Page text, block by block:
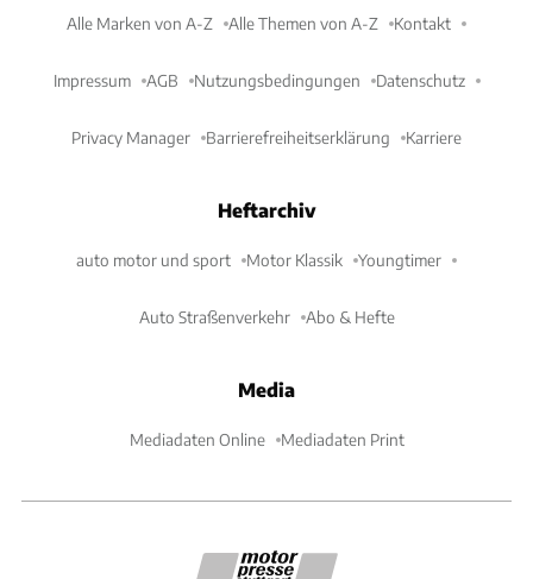
Alle Marken von A-Z Alle Themen von A-Z Kontakt
Impressum AGB Nutzungsbedingungen Datenschutz
Privacy Manager Barrierefreiheitserklärung Karriere
Heftarchiv
auto motor und sport Motor Klassik Youngtimer
Auto Straßenverkehr Abo & Hefte
Media
Mediadaten Online Mediadaten Print